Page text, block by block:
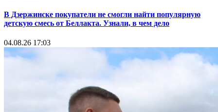
В Дзержинске покупатели не смогли найти популярную
детскую смесь от Беллакта. Узнали, в чем дело
04.08.26 17:03